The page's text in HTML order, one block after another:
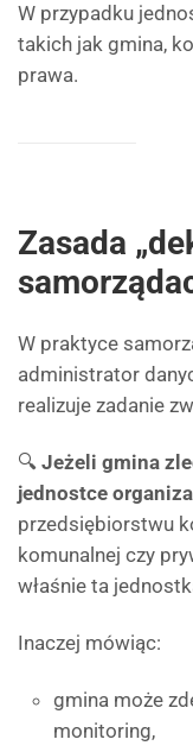
W przypadku
takich jak gmina,
prawa.
Zasada
W praktyce
administrator
realizuje zadanie
🔍 Jeżeli gmina
jednostce
przedsiębiorstwu
komunalnej czy
właśnie ta
Inaczej mówiąc:
gmina może
monitoring,